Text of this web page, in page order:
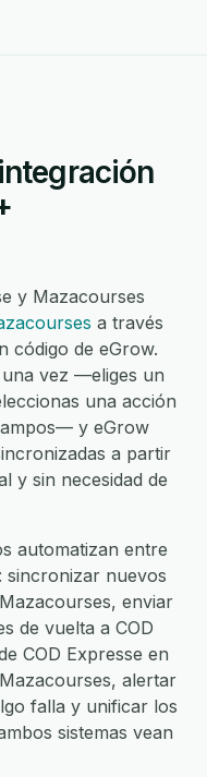
y Mazacourses
a través
código de eGrow.
vez —eliges un
una acción
y eGrow
a partir
y sin necesidad de
automatizan entre
sincronizar nuevos
enviar
de vuelta a COD
COD Expresse en
alertar
falla y unificar los
sistemas vean